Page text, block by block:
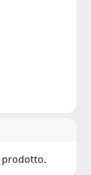
prodotto.